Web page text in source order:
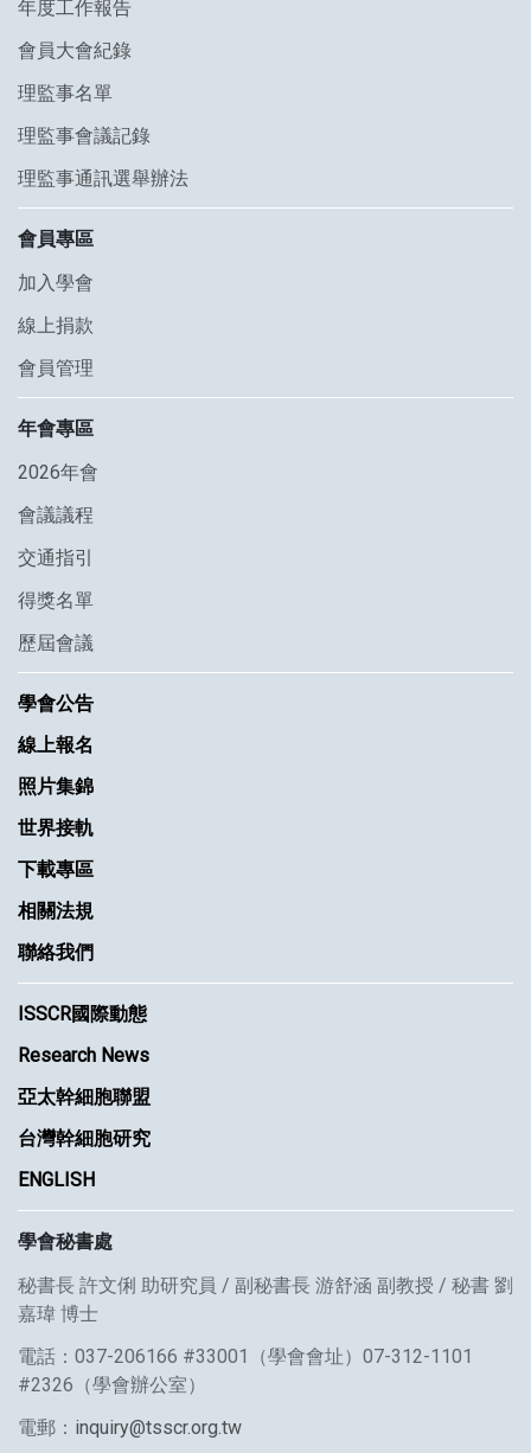
學會秘書處
秘書長 許文俐 助研究員 / 副秘書長 游舒涵 副教授 / 秘書 劉
嘉瑋 博士
電話：037-206166 #33001（學會會址）07-312-1101
#2326（學會辦公室）
電郵： inquiry@tsscr.org.tw
年度工作報告
會員大會紀錄
理監事名單
理監事會議記錄
理監事通訊選舉辦法
會員專區
加入學會
線上捐款
會員管理
年會專區
2026年會
會議議程
交通指引
得獎名單
歷屆會議
學會公告
線上報名
照片集錦
世界接軌
下載專區
相關法規
聯絡我們
ISSCR國際動態
Research News
亞太幹細胞聯盟
台灣幹細胞研究
ENGLISH